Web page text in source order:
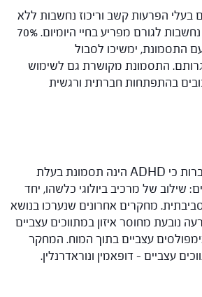
בעלי הפרעות קשב וריכוז נחשבות ללא
הולמות לגיל הילד, וכן נחשבות לגורם מפריע בחיי היומיום. 70%
התסמונת, ימשיכו לסבול
התסמונת מקושרת גם לשימוש
בהתפתחות חברתית ורגשית
התיאוריות הרווחות סוברות כי ADHD הינה תסמונת בעלת
שילוב של מרכיב ביולוגי כלשהו, יחד
מחקרים אחרונים שנערכו בנושא
נובעת מחוסר איזון במתווכים עצביים
עצביים בתוך המוח. המחקר
עצביים – דופאמין ונוראדרנלין.